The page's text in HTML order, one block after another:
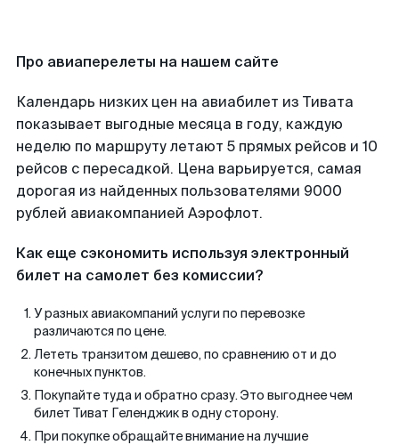
Про авиаперелеты на нашем сайте
Календарь низких цен на авиабилет из Тивата
показывает выгодные месяца в году, каждую
неделю по маршруту летают 5 прямых рейсов и 10
рейсов с пересадкой. Цена варьируется, самая
дорогая из найденных пользователями 9000
рублей авиакомпанией Аэрофлот.
Как еще сэкономить используя электронный
билет на самолет без комиссии?
У разных авиакомпаний услуги по перевозке
различаются по цене.
Лететь транзитом дешево, по сравнению от и до
конечных пунктов.
Покупайте туда и обратно сразу. Это выгоднее чем
билет Тиват Геленджик в одну сторону.
При покупке обращайте внимание на лучшие